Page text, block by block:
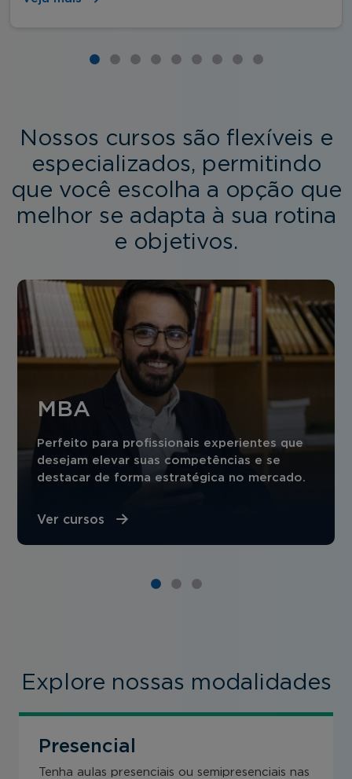
Nossos cursos são flexíveis e
especializados, permitindo
que você escolha a opção que
melhor se adapta à sua rotina
e objetivos.
MBA
Perfeito para profissionais experientes que
desejam elevar suas competências e se
destacar de forma estratégica no mercado.
Ver cursos
Explore nossas modalidades
Presencial
Tenha aulas presenciais ou semipresenciais nas